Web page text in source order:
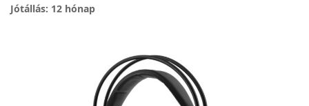
Jótállás: 12 hónap